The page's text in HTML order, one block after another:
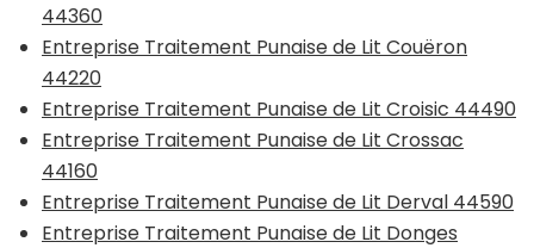
44360
Entreprise Traitement Punaise de Lit Couëron
44220
Entreprise Traitement Punaise de Lit Croisic 44490
Entreprise Traitement Punaise de Lit Crossac
44160
Entreprise Traitement Punaise de Lit Derval 44590
Entreprise Traitement Punaise de Lit Donges